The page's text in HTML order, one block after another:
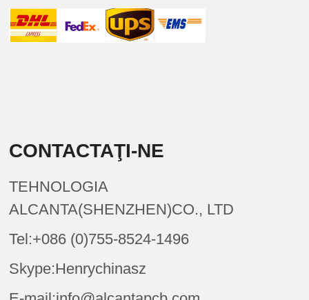
CONTACTAŢI-NE
TEHNOLOGIA
ALCANTA(SHENZHEN)CO., LTD
Tel:+086 (0)755-8524-1496
Skype:Henrychinasz